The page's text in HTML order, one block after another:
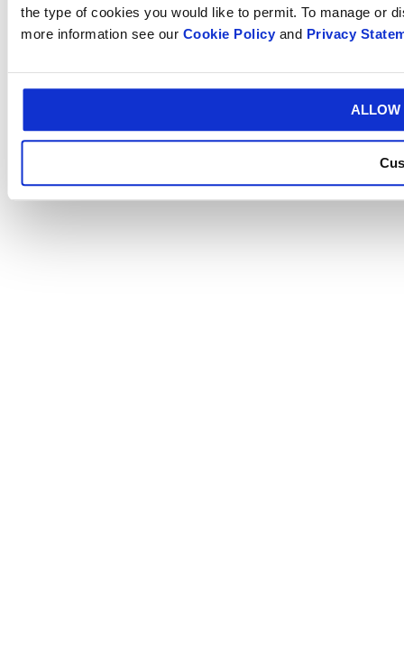
the type of cookies you would like to permit. To manage or
more information see our Cookie Policy and Privacy
ALLOW